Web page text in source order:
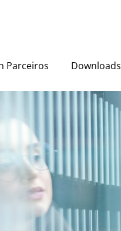
Parceiros Downloads